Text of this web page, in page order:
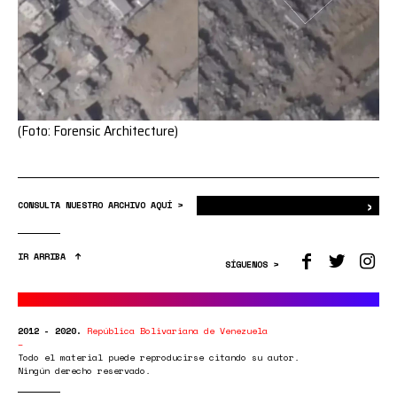
(Foto: Forensic Architecture)
CONSULTA NUESTRO ARCHIVO AQUÍ > ›
IR ARRIBA
SÍGUENOS >
2012 - 2020. República Bolivariana de Venezuela
Todo el material puede reproducirse citando su autor.
Ningún derecho reservado.